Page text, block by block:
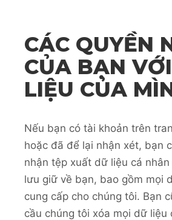
CÁC QUYỀN
CỦA BẠN
LIỆU CỦA
Nếu bạn có tài khoản trên
hoặc đã để lại nhận xét, bạn
nhận tệp xuất dữ liệu cá
lưu giữ về bạn, bao gồm mọi
cung cấp cho chúng tôi. Bạn
cầu chúng tôi xóa mọi dữ liệu